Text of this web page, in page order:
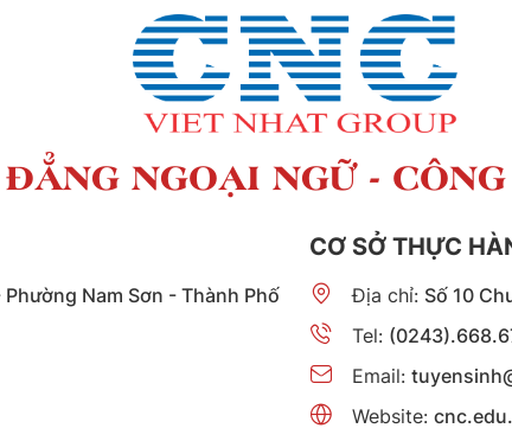
NGOẠI NGỮ -
Nam Sơn - Thành Phố
CƠ SỞ THỰC
Địa chỉ: Số 10
Tel:
Email:
Website: